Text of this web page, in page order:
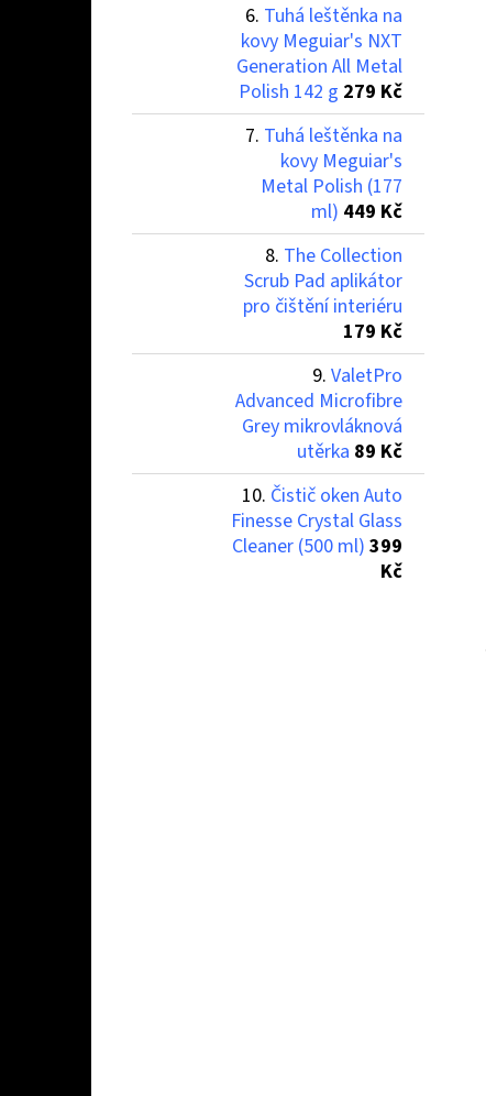
Tuhá leštěnka na
kovy Meguiar's NXT
Generation All Metal
Polish 142 g 279 Kč
Tuhá leštěnka na
kovy Meguiar's
Metal Polish (177
ml) 449 Kč
The Collection
Scrub Pad aplikátor
pro čištění interiéru
179 Kč
ValetPro
Advanced Microfibre
Grey mikrovláknová
utěrka 89 Kč
Čistič oken Auto
Finesse Crystal Glass
Cleaner (500 ml) 399
Kč